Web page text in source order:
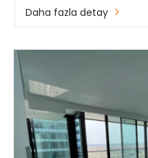
Daha fazla detay